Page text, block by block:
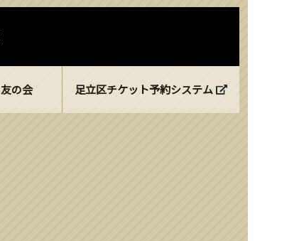
友の会 足立区チケット予約システム